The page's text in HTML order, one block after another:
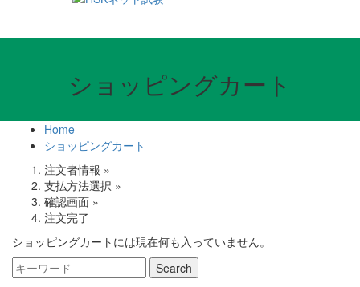
ショッピングカート
Home
ショッピングカート
注文者情報 »
支払方法選択 »
確認画面 »
注文完了
ショッピングカートには現在何も入っていません。